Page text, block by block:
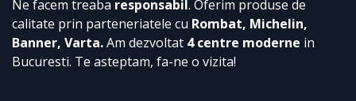
Ne facem treaba responsabil. Oferim produse de
calitate prin parteneriatele cu Rombat, Michelin,
Banner, Varta.Am dezvoltat 4 centre moderne in
Bucuresti. Te asteptam, fa-ne o vizita!